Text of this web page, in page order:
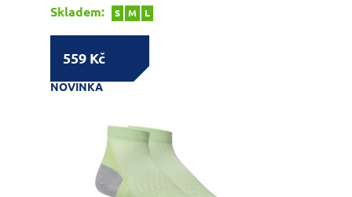
Skladem:
S M L
559 Kč
NOVINKA